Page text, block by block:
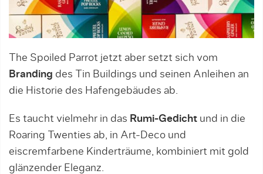
The Spoiled Parrot jetzt aber setzt sich vom
Branding des Tin Buildings und seinen Anleihen an
die Historie des Hafengebäudes ab.
Es taucht vielmehr in das Rumi-Gedicht und in die
Roaring Twenties ab, in Art-Deco und
eiscremfarbene Kinderträume, kombiniert mit gold
glänzender Eleganz.